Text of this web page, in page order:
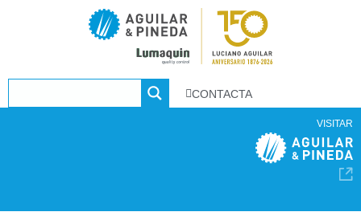
CONTACTA
VISITAR